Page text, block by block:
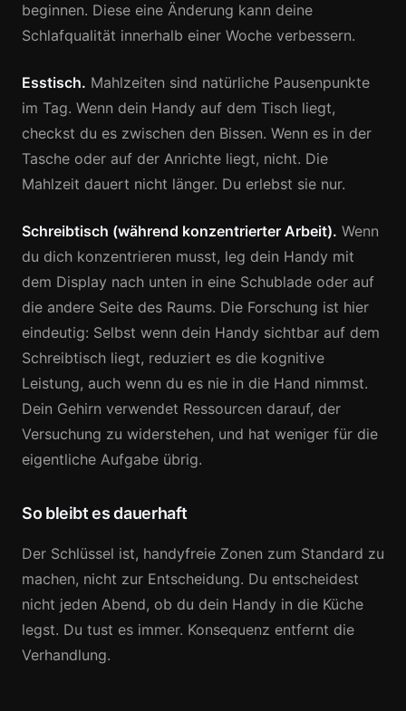
beginnen. Diese eine Änderung kann deine
Schlafqualität innerhalb einer Woche verbessern.
Esstisch. Mahlzeiten sind natürliche Pausenpunkte
im Tag. Wenn dein Handy auf dem Tisch liegt,
checkst du es zwischen den Bissen. Wenn es in der
Tasche oder auf der Anrichte liegt, nicht. Die
Mahlzeit dauert nicht länger. Du erlebst sie nur.
Schreibtisch (während konzentrierter Arbeit). Wenn
du dich konzentrieren musst, leg dein Handy mit
dem Display nach unten in eine Schublade oder auf
die andere Seite des Raums. Die Forschung ist hier
eindeutig: Selbst wenn dein Handy sichtbar auf dem
Schreibtisch liegt, reduziert es die kognitive
Leistung, auch wenn du es nie in die Hand nimmst.
Dein Gehirn verwendet Ressourcen darauf, der
Versuchung zu widerstehen, und hat weniger für die
eigentliche Aufgabe übrig.
So bleibt es dauerhaft
Der Schlüssel ist, handyfreie Zonen zum Standard zu
machen, nicht zur Entscheidung. Du entscheidest
nicht jeden Abend, ob du dein Handy in die Küche
legst. Du tust es immer. Konsequenz entfernt die
Verhandlung.